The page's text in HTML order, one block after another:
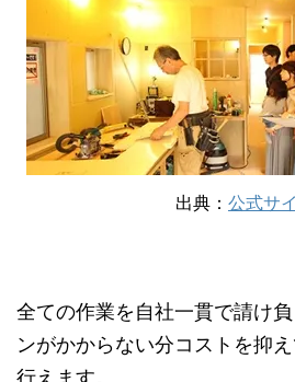
出典： 公式サ
全ての作業を自社一貫で請け
ンがかからない分コストを抑